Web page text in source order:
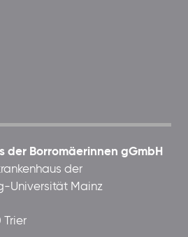
der Borromäerinnen gGmbH
der
Universität Mainz
Trier